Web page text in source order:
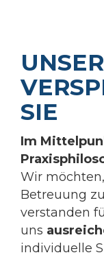
UNSER
SIE
Im
Wir
Betreuung
verstanden
uns
individuelle